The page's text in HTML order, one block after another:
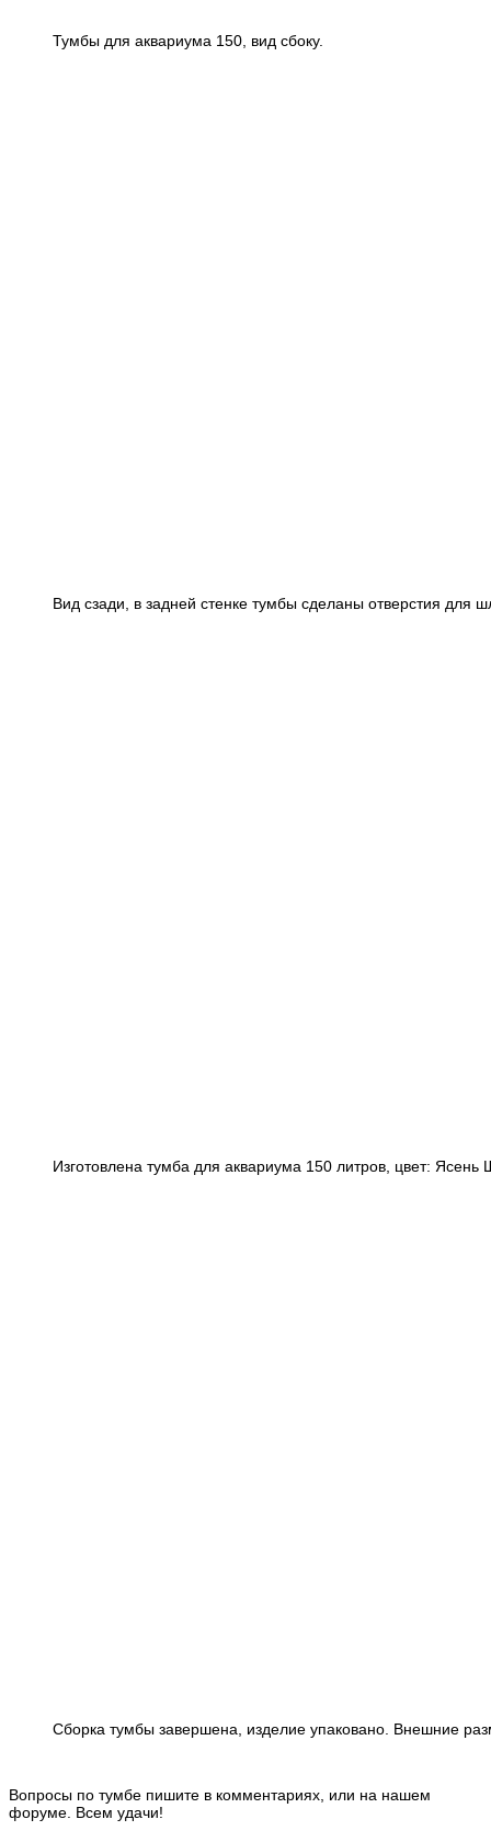
Тумбы для аквариума 150, вид сбоку.
Вид сзади, в задней стенке тумбы сделаны отверстия для
Изготовлена тумба для аквариума 150 литров, цвет:
Сборка тумбы завершена, изделие упаковано. Внешние
Вопросы по тумбе пишите в комментариях, или на нашем
форуме. Всем удачи!